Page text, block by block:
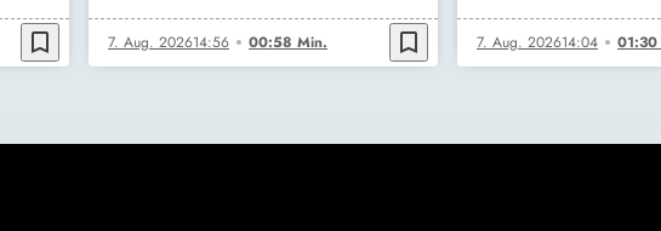
bookmark_border 7. Aug. 202614:56 00:58 Min. bookmark_border 7. Aug. 202614:04 01:30